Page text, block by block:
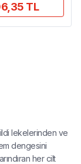
TL
lekelerinden ve
dengesini
her cilt